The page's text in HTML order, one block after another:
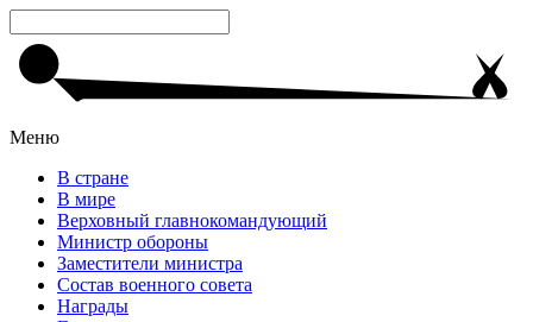
Меню
В стране
В мире
Верховный главнокомандующий
Министр обороны
Заместители министра
Состав военного совета
Награды